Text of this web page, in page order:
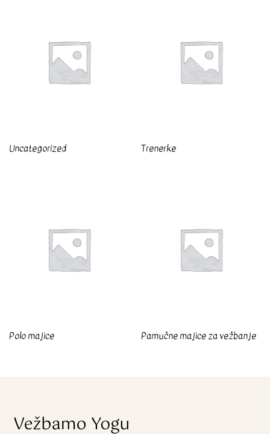
Uncategorized Trenerke
Polo majice Pamučne majice za vežbanje